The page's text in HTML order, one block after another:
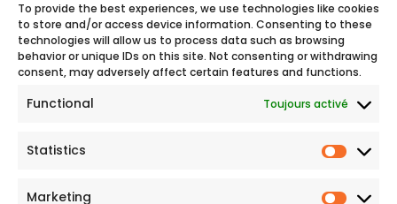
To provide the best experiences, we use technologies like cookies
to store and/or access device information. Consenting to these
technologies will allow us to process data such as browsing
behavior or unique IDs on this site. Not consenting or withdrawing
consent, may adversely affect certain features and functions.
Functional Toujours activé
Statistics
Marketing
Nous rejoindre Contact
Mentions légales
Politique de confidentialité
Le Belvédère